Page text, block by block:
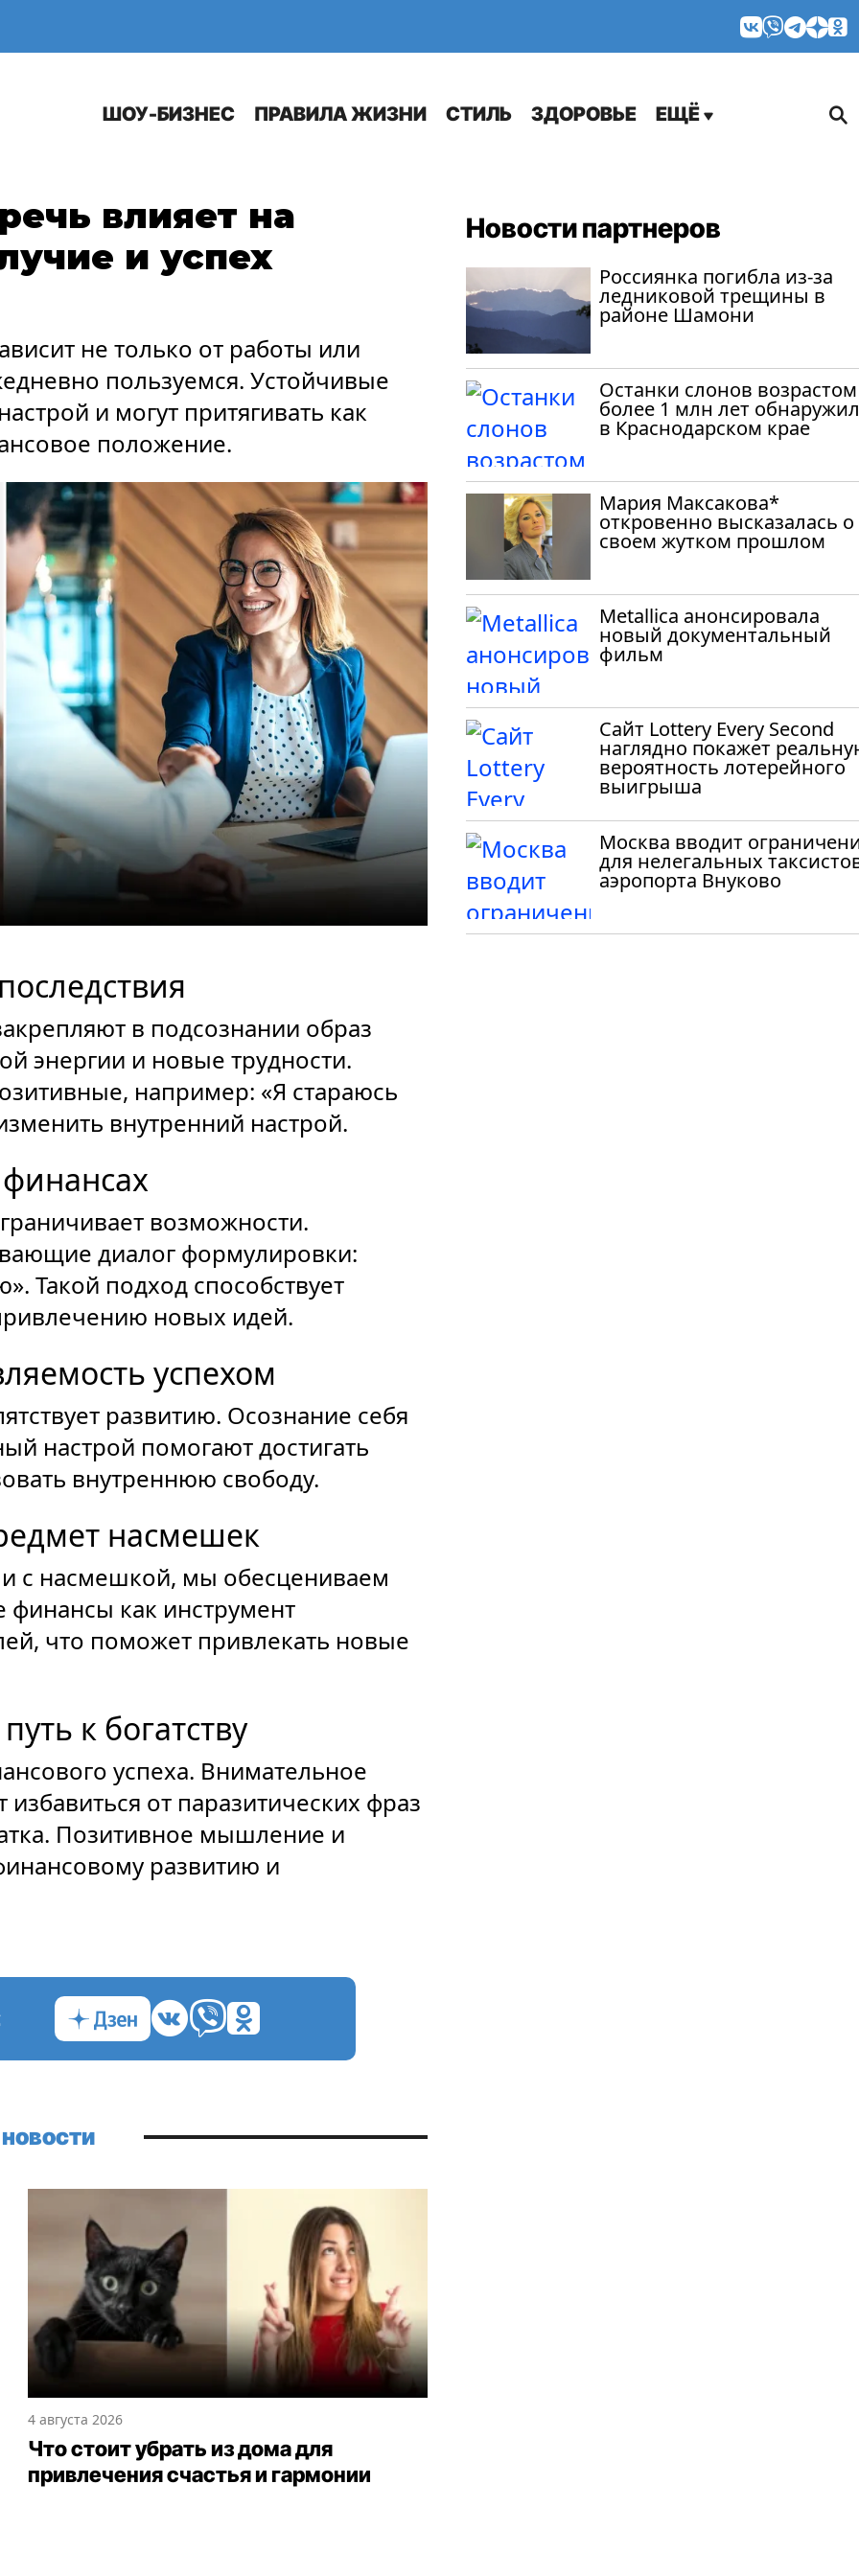
ШОУ-БИЗНЕС ПРАВИЛА ЖИЗНИ СТИЛЬ ЗДОРОВЬЕ ЕЩЁ
влияет на
и успех
не только от работы или
пользуемся. Устойчивые
и могут притягивать как
положение.
в подсознании образ
энергии и новые трудности.
например: «Я стараюсь
внутренний настрой.
возможности.
диалог формулировки:
Такой подход способствует
новых идей.
успехом
развитию. Осознание себя
настрой помогают достигать
внутреннюю свободу.
насмешек
с насмешкой, мы обесцениваем
финансы как инструмент
что поможет привлекать новые
к богатству
успеха. Внимательное
от паразитических фраз
Позитивное мышление и
развитию и
4 августа 2026
Что стоит убрать из дома для
привлечения счастья и гармонии
Новости партнеров
Россиянка погибла из-за
ледниковой трещины в
районе Шамони
Останки слонов возрастом
более 1 млн лет
в Краснодарском крае
Мария Максакова*
откровенно высказалась о
своем жутком прошлом
Metallica анонсировала
новый документальный
фильм
Сайт Lottery Every Second
наглядно покажет
вероятность лотерейного
выигрыша
Москва вводит
для нелегальных
аэропорта Внуково